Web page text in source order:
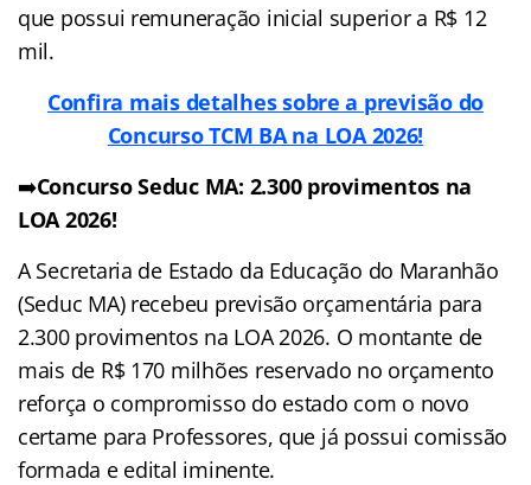
que possui remuneração inicial superior a R$ 12
mil.
Confira mais detalhes sobre a previsão do
Concurso TCM BA na LOA 2026!
➡️Concurso Seduc MA: 2.300 provimentos na
LOA 2026!
A Secretaria de Estado da Educação do Maranhão
(Seduc MA) recebeu previsão orçamentária para
2.300 provimentos na LOA 2026. O montante de
mais de R$ 170 milhões reservado no orçamento
reforça o compromisso do estado com o novo
certame para Professores, que já possui comissão
formada e edital iminente.